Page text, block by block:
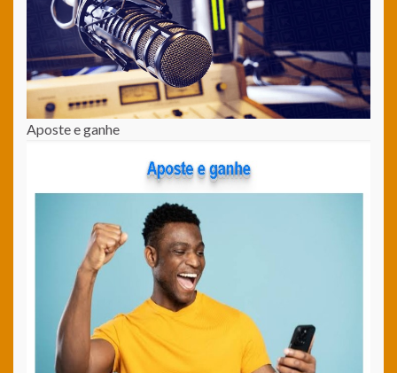
Aposte e ganhe